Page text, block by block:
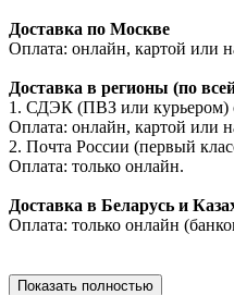
Доставка по Москве
Оплата: онлайн, картой или
Доставка в регионы (по
1. СДЭК (ПВЗ или курьером)
Оплата: онлайн, картой или
2. Почта России (первый
Оплата: только онлайн.
Доставка в Беларусь и
Оплата: только онлайн
Показать полностью